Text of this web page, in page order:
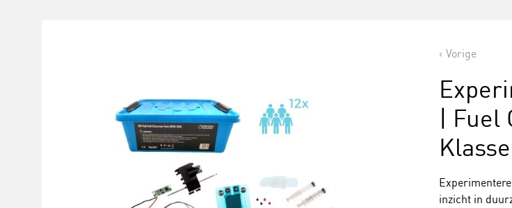
Vorige
| Fuel
inzicht in